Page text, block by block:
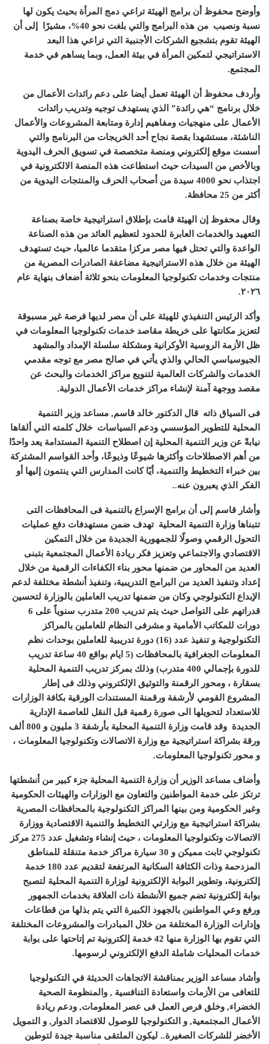
وأوضح محفوظ أن برامج الهيئة تراعي دمج المرأة بحيث يكون لها
نسبة ونصيب من هذه البرامج والتي بلغت نحو 40% ، مشيرًا
إلى أن
الهيئة تقوم بتشجيع الشركات الأجنبية التي تراعي هذا البعد
الاستراتيجي لتمكين المرأة في بيئة العمل، وبما يساهم في خدمة
المجتمع.
وأردف محفوظ أن الهيئة تعمل أيضا على دعم رائدات الأعمال من
خلال برنامج “هي رائدة” الذي يستهدف توجيه وتدريب رائدات
الأعمال على منهجيات ومفاهيم إدارة ومتابعة المشروعات والأعمال
الناشئة، مستشهدا بقصة نجاح أحد الخريجات من البرنامج والتي
أسست موقع إلكتروني ومنصة متخصصة في تسويق الحرف اليدوية
وبالأخص من السيدات حيث استطاعت هذه المنصة الالكترونية في
اجتذاب نحو 4000 سيدة من أصحاب الحرف والمنتجات اليدوية من
أكثر من 25 محافظة.
وقال محفوظ إن الهيئة قامت بإطلاق استراتيجية خاصة بصناعة
التعهيد والخدمات العابرة للحدود لتعظيم العائد من هذه الصناعة
الواعدة والتي تحتل فيها مصر مركزا متقدما عالميا، حيث تستهدف
الهيئة من خلال هذه الاستراتيجية مضاعفة الصادرات المصرية من
منتجات وخدمات تكنولوجيا المعلومات بنحو ثلاثة أضعاف بنهاية عام
٢٠٢٦.
وأكد الرئيس التنفيذي للهيئة على أن مصر لديها فرصة غير مسبوقة
لتعزيز مكانتها على خريطة مقاصد خدمات تكنولوجيا المعلومات في
ظل الأزمة الروسية الأوكرانية ومشكلة سلسلة الإمداد والمشهد
الجيوسياسي الحالي والذي يأتي في صالح مصر مع توجه مقدمي
الخدمات والشركات العالمية لتنويع مراكز الخدمات والبحث عن
مقصد ووجهة آمنة لإنشاء مراكز خدمات الأعمال الدولية.
فى السياق ذاته قال الدكتور خالد قاسم, مساعد وزير التنمية
المحلية للتطوير المؤسسي ودعم السياسات خلال كلمته التي ألقاها
نيابةً عن وزير التنمية المحلية إن اصطلاح التنمية المستدامة يعد واحدًا
من أهم الاصطلاحات وأكثرها شيوعًا وذيوعًا، وأحد القواسم المشتركة
بين خبراء التخطيط والتنمية، أيًا كانت المدارس التي ينتمون إليها أو
الفكر الذي يعبرون عنه..
وأشار قاسم إلى أن برامج الإسراع بالتنمية فى المحافظات التى
تتبناها وزارة التنمية المحلية تهدف ضمن مستهدفات دفع عمليات
التحول الرقمي وصولًا للجمهورية الجديدة من خلال التمكين
الاقتصادي والاجتماعي وتعزيز فكر ريادة الأعمال المجتمعية بتبنى
العديد من المحاور من ضمنها محور بناء الكفاءات الرقمية من خلال
إعداد وتنفيذ العديد من البرامج التدريبية، وتنفيذ أنشطة مختلفة لدعم
الإبداع التكنولوجي وكان من ضمنها تدريب العاملين بالوزارة لتحسين
قدراتهم على التواصل حيث يتم تدريب 200 متدرب سنوياً على 6
دورات للمكاتب الأمامية و مشرفى النظام للعاملين بالمراكز
التكنولوجية و تنفيذ عدد (16)
دورة تدريبية للعاملين بوحدات نظم
المعلومات الجغرافية بالمحافظات (5 ايام بواقع 40 ساعة تدريب
للدورة بإجمالي 400 متدرب) وذلك بمركز تدريب التنمية المحلية
بسقارة ، ومحور الرقمنة والتوثيق الإلكتروني وذلك فى إطار
المشروع القومي لأرشفة ورقمنة المستندات الورقية بكافة الوزارات
للاستعداد لتحويلها الى صورة رقمية قبل النقل للعاصمة الإدارية
الجديدة وقد قامت وزارة التنمية المحلية بأرشفة 3 مليون و 800 ألف
ورقة بشراكة استراتيجية مع وزارة الاتصالات وتكنولوجيا المعلومات ،
و محور تكنولوجيا المعلومات.
وأضاف مساعد الوزير أن وزارة التنمية المحلية جزء كبير من أنشطتها
ترتكز على خدمة المواطنين والتعاون مع الوزارات والهيئات الحكومية
وغير الحكومية ومن بينها المراكز التكنولوجية بالمحافظات المصرية
بشراكة استراتيجية مع وزارتي التخطيط والتنمية الاقتصادية ووزارة
الاتصالات وتكنولوجيا المعلومات ، حيث إنشاء وتشغيل عدد 275 مركز
تكنولوجي ثابت مميكن و 30 سيارة مراكز خدمة متنقلة للمناطق
المزدحمة وذات الكثافة السكانية المرتفعة لتقديم عدد 180 خدمة
إلكترونية، وتطوير البوابة الإلكترونية لوزارة التنمية المحلية لتصبح
بوابة إلكترونية تضم جميع الأنشطة ذات العلاقة بخدمات الجمهور
ورفع وعي المواطنين بالجهود الكبيرة التي يتم بذلها من قطاعات
وإدارات الوزارة المختلفة من خلال المبادرات والمشروعات المختلفة
التي تقوم بها الوزارة منها 42 خدمة إلكترونية تم إتاحتها على بوابة
خدمات المحليات شاملة الدفع الإلكتروني لرسومها.
وأشاد مساعد الوزير بمناقشة الاتجاهات الحديثة في التكنولوجيا
للتعافى من الأزمات واستعادة التنافسية , والمنظومة الصحية
الخضراء, وخلق فرص العمل فى عصر المعلومات, ودعم ريادة
الأعمال المجتمعية, و التكنولوجيا للوصول للاقتصاد الدوار , و التمويل
الأخضر للشركات الصغيرة.. ليكون الملتقى مناسبة جيدة لتوطين